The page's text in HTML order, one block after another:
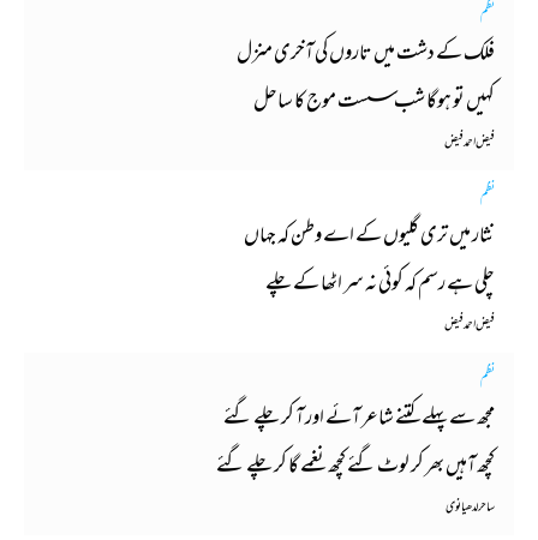
نظم
فلک کے دشت میں تاروں کی آخری منزل
کہیں تو ہوگا شب سست موج کا ساحل
فیض احمد فیض
نظم
نثار میں تری گلیوں کے اے وطن کہ جہاں
چلی ہے رسم کہ کوئی نہ سر اٹھا کے چلے
فیض احمد فیض
نظم
مجھ سے پہلے کتنے شاعر آئے اور آ کر چلے گئے
کچھ آہیں بھر کر لوٹ گئے کچھ نغمے گا کر چلے گئے
ساحر لدھیانوی